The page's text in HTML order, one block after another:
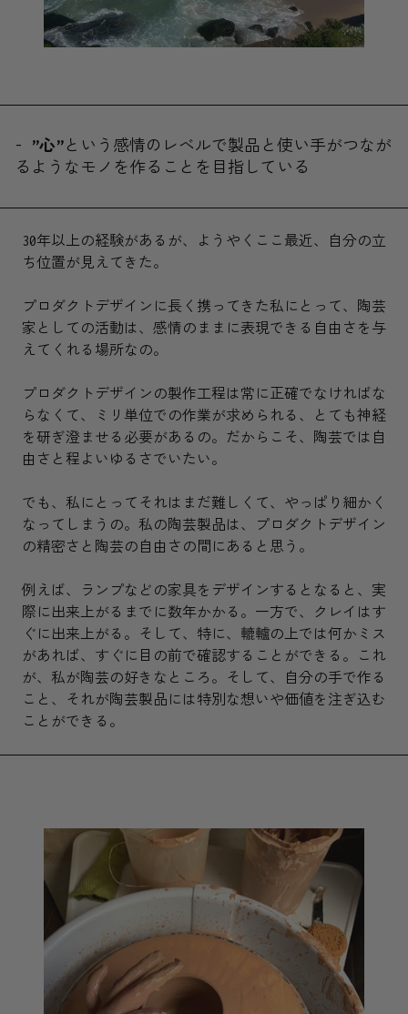
- ”心” という感情のレベルで製品と使い手がつなが
るようなモノを作ることを目指している
30年以上の経験があるが、ようやくここ最近、自分の立
ち位置が見えてきた。
プロダクトデザインに長く携ってきた私にとって、陶芸
家としての活動は、感情のままに表現できる自由さを与
えてくれる場所なの。
プロダクトデザインの製作工程は常に正確でなければな
らなくて、ミリ単位での作業が求められる、とても神経
を研ぎ澄ませる必要があるの。だからこそ、陶芸では自
由さと程よいゆるさでいたい。
でも、私にとってそれはまだ難しくて、やっぱり細かく
なってしまうの。私の陶芸製品は、プロダクトデザイン
の精密さと陶芸の自由さの間にあると思う。
例えば、ランプなどの家具をデザインするとなると、実
際に出来上がるまでに数年かかる。一方で、クレイはす
ぐに出来上がる。そして、特に、轆轤の上では何かミス
があれば、すぐに目の前で確認することができる。これ
が、私が陶芸の好きなところ。そして、自分の手で作る
こと、それが陶芸製品には特別な想いや価値を注ぎ込む
ことができる。